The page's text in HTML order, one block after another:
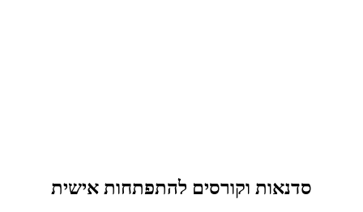
סדנאות וקורסים להתפתחות אישית